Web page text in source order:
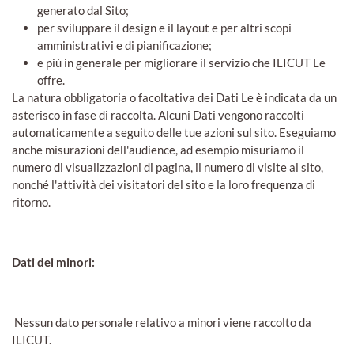
generato dal Sito;
per sviluppare il design e il layout e per altri scopi
amministrativi e di pianificazione;
e più in generale per migliorare il servizio che ILICUT Le
offre.
La natura obbligatoria o facoltativa dei Dati Le è indicata da un
asterisco in fase di raccolta. Alcuni Dati vengono raccolti
automaticamente a seguito delle tue azioni sul sito. Eseguiamo
anche misurazioni dell'audience, ad esempio misuriamo il
numero di visualizzazioni di pagina, il numero di visite al sito,
nonché l'attività dei visitatori del sito e la loro frequenza di
ritorno.
Dati dei minori:
Nessun dato personale relativo a minori viene raccolto da
ILICUT.